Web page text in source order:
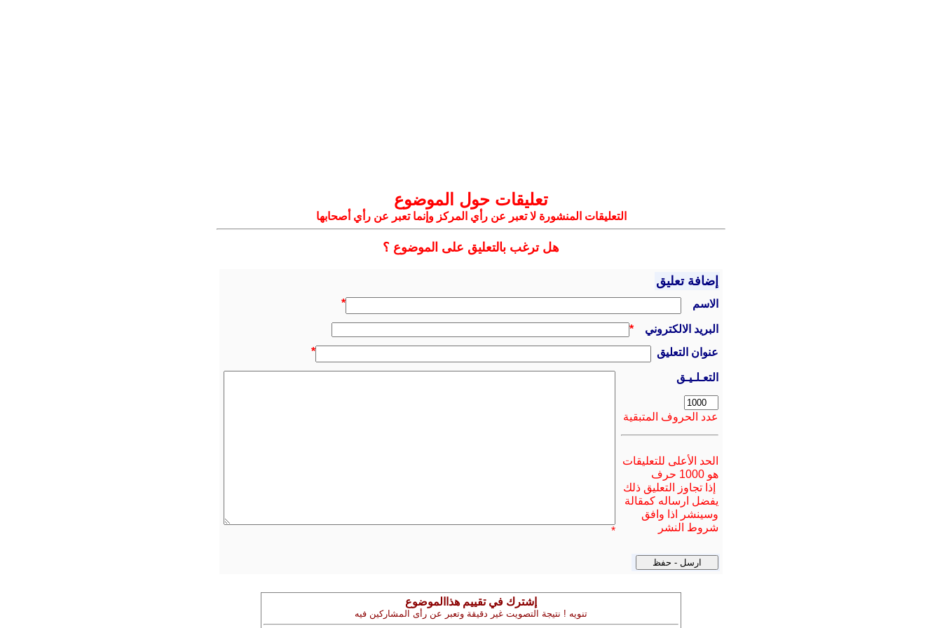
تعليقات حول الموضوع
التعليقات المنشورة لا تعبر عن رأي المركز وإنما تعبر عن رأي أصحابها
هل ترغب بالتعليق على الموضوع ؟
إضافة تعليق
الاسم *
البريد الالكتروني
*
عنوان التعليق
*
التعـلـيـق
عدد الحروف المتبقية
الحد الأعلى للتعليقات
هو 1000 حرف
إذا تجاوز التعليق ذلك
يفضل ارساله كمقالة
وسينشر اذا وافق
شروط النشر
*
إشترك في تقييم هذاالموضوع
تنويه ! نتيجة التصويت غير دقيقة وتعبر عن رأى المشاركين فيه